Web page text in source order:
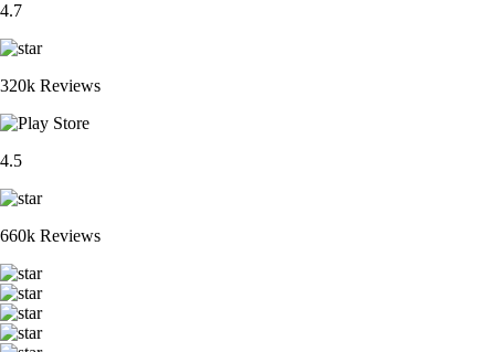
4.7
320k Reviews
4.5
660k Reviews